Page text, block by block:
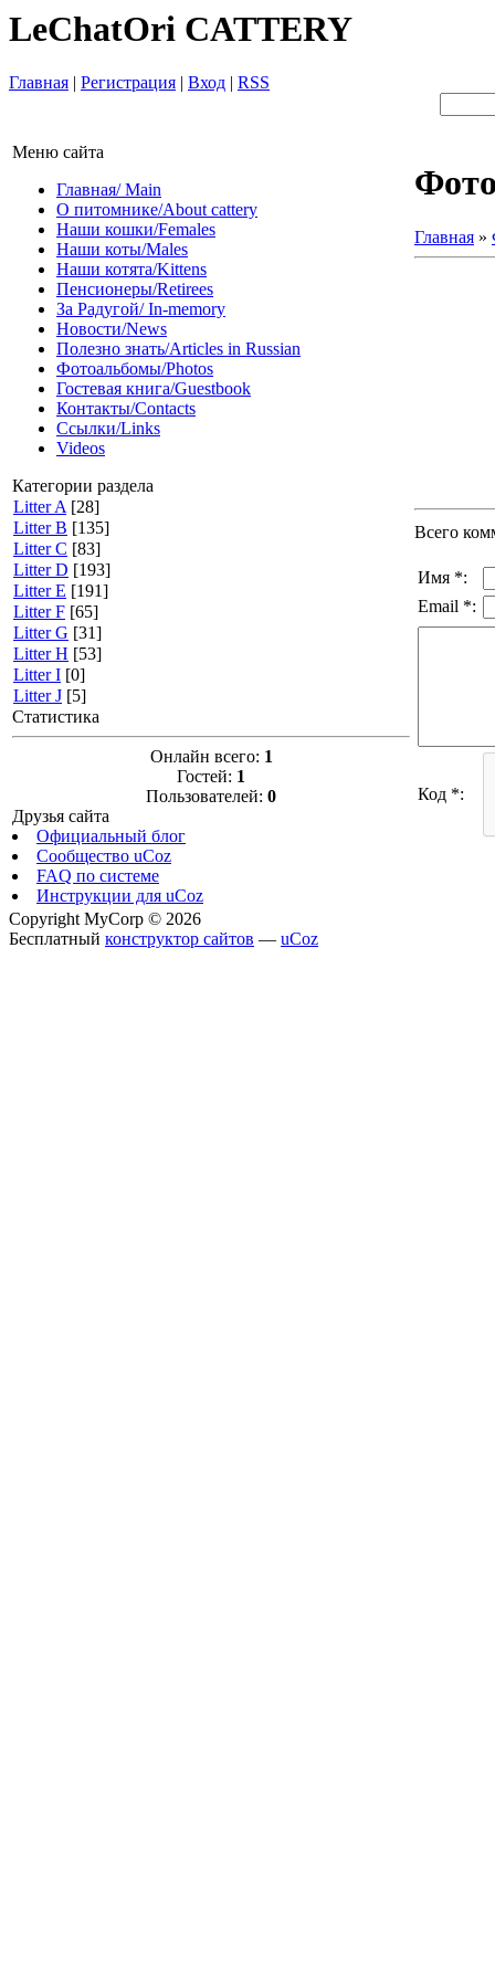
LeChatOri CATTERY
Главная | Регистрация | Вход | RSS
Меню сайта
Главная/ Main
О питомнике/About cattery
Наши кошки/Females
Наши коты/Males
Наши котята/Kittens
Пенсионеры/Retirees
За Радугой/ In-memory
Новости/News
Полезно знать/Articles in Russian
Фотоальбомы/Photos
Гостевая книга/Guestbook
Контакты/Contacts
Ссылки/Links
Videos
Категории раздела
Litter A [28]
Litter B [135]
Litter C [83]
Litter D [193]
Litter E [191]
Litter F [65]
Litter G [31]
Litter H [53]
Litter I [0]
Litter J [5]
Статистика
Онлайн всего: 1
Гостей: 1
Пользователей: 0
Друзья сайта
Официальный блог
Сообщество uCoz
FAQ по системе
Инструкции для uCoz
Главная »
Всего
Имя *:
Email *:
Код *:
Copyright MyCorp © 2026
Бесплатный конструктор сайтов — uCoz